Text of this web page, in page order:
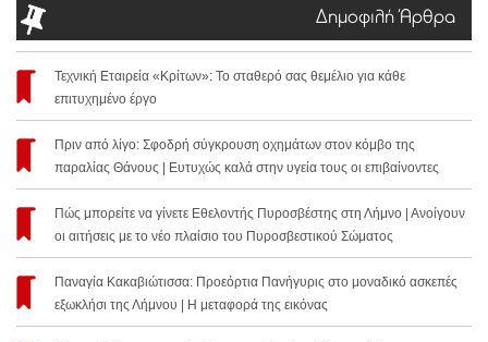
Δημοφιλή Άρθρα
Τεχνική Εταιρεία «Κρίτων»: Το σταθερό σας θεμέλιο για κάθε
επιτυχημένο έργο
Πριν από λίγο: Σφοδρή σύγκρουση οχημάτων στον κόμβο της
παραλίας Θάνους | Ευτυχώς καλά στην υγεία τους οι επιβαίνοντες
Πώς μπορείτε να γίνετε Εθελοντής Πυροσβέστης στη Λήμνο | Ανοίγουν
οι αιτήσεις με το νέο πλαίσιο του Πυροσβεστικού Σώματος
Παναγία Κακαβιώτισσα: Προεόρτια Πανήγυρις στο μοναδικό ασκεπές
εξωκλήσι της Λήμνου | Η μεταφορά της εικόνας